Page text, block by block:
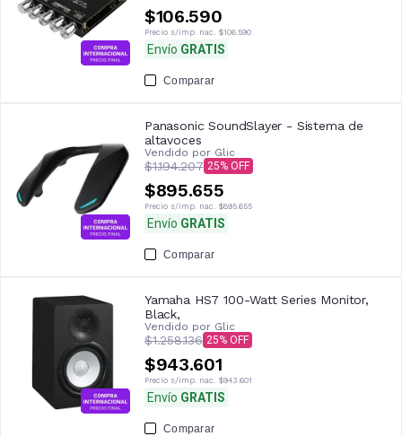
$106.590
Precio s/imp. nac. $106.590
Envío GRATIS
Comparar
Panasonic SoundSlayer - Sistema de
altavoces
Vendido por Glic
$1.194.207 25
$895.655
Precio s/imp. nac. $895.655
Envío GRATIS
Comparar
Yamaha HS7 100-Watt Series Monitor,
Black,
Vendido por Glic
$1.258.136 25
$943.601
Precio s/imp. nac. $943.601
Envío GRATIS
Comparar